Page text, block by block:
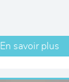
En savoir plus